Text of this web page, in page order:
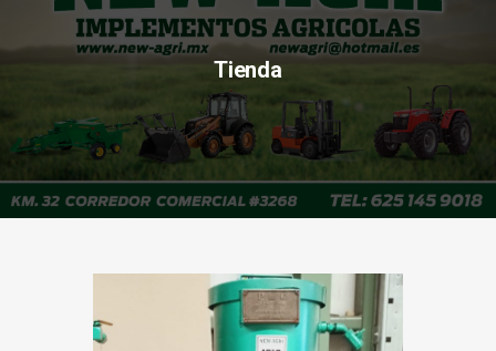
Tienda